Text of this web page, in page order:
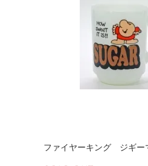
ファイヤーキング ジギー